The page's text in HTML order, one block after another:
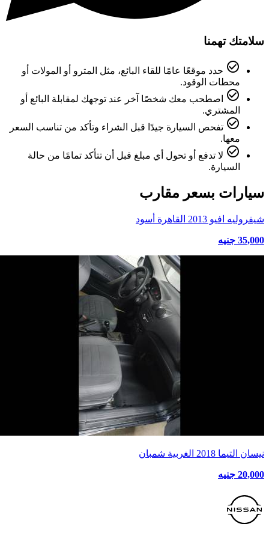
سلامتك تهمنا
check_circle_outline حدد موقعًا عامًا للقاء البائع، مثل المترو أو المولات أو
محطات الوقود.
check_circle_outline
اصطحب معك شخصًا آخر عند توجهك لمقابلة البائع أو
المشتري.
check_circle_outline تفحص السيارة جيدًا قبل الشراء وتأكد من تناسب السعر
معها.
check_circle_outline لا تدفع أو تحول أي مبلغ قبل أن تتأكد تمامًا من حالة
السيارة.
سيارات بسعر مقارب
شيفروليه افيو 2013 القاهرة أسود
35,000 جنيه
نيسان التيما 2018 الغربية شمبان
20,000 جنيه